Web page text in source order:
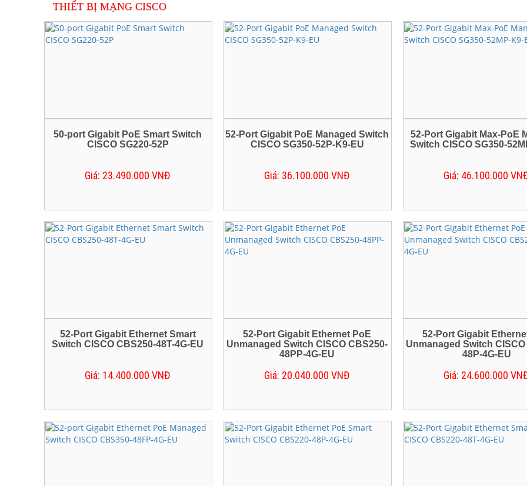
Dịch vụ sửa chữa máy tính, máy in,
Giải pháp âm thanh - thi công hệ thống
Mua bán laptop cũ
Cho thuê laptop giá rẻ - Bình Dương, TP
Phân phối máy chiếu giá rẻ nhất tại Bình
Dương
THIẾT BỊ MẠNG CISCO
50-port Gigabit PoE Smart Switch
CISCO SG220-52P
Giá: 23.490.000 VNĐ
52-Port Gigabit PoE Managed Switch
CISCO SG350-52P-K9-EU
Giá: 36.100.000 VNĐ
52-Port Gigabit Max-PoE
Switch CISCO SG350-
Giá: 46.100.000
52-Port Gigabit Ethernet Smart
Switch CISCO CBS250-48T-4G-EU
Giá: 14.400.000 VNĐ
52-Port Gigabit Ethernet PoE
Unmanaged Switch CISCO CBS250-
48PP-4G-EU
Giá: 20.040.000 VNĐ
52-Port Gigabit
Unmanaged Switch
48P-4G-EU
Giá: 24.600.000